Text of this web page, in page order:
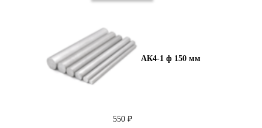
АК4-1 ф 150 мм
550 ₽